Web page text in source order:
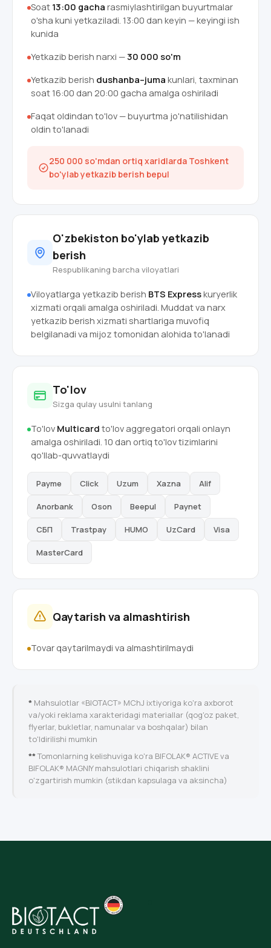
Soat 13:00 gacha rasmiylashtirilgan buyurtmalar
o'sha kuni yetkaziladi. 13:00 dan keyin — keyingi ish
kunida
Yetkazib berish narxi —30 000 so'm
Yetkazib berish dushanba–juma kunlari, taxminan
soat 16:00 dan 20:00 gacha amalga oshiriladi
Faqat oldindan to'lov — buyurtma jo'natilishidan
oldin to'lanadi
250 000 so'mdan ortiq xaridlarda Toshkent
bo'ylab yetkazib berish bepul
O'zbekiston bo'ylab yetkazib
berish
Respublikaning barcha viloyatlari
Viloyatlarga yetkazib berish BTS Expresskuryerlik
xizmati orqali amalga oshiriladi. Muddat va narx
yetkazib berish xizmati shartlariga muvofiq
belgilanadi va mijoz tomonidan alohida to'lanadi
To'lov
Sizga qulay usulni tanlang
To'lov Multicard to'lov aggregatori orqali onlayn
amalga oshiriladi. 10 dan ortiq to'lov tizimlarini
qo'llab-quvvatlaydi
Payme Click Uzum Xazna Alif
Anorbank Oson Beepul Paynet
СБП Trastpay HUMO UzCard Visa
MasterCard
Qaytarish va almashtirish
Tovar qaytarilmaydi va almashtirilmaydi
* Mahsulotlar «BIOTACT» MChJ ixtiyoriga ko'ra axborot
va/yoki reklama xarakteridagi materiallar (qog'oz paket,
flyerlar, bukletlar, namunalar va boshqalar) bilan
to'ldirilishi mumkin
**Tomonlarning kelishuviga ko'ra BIFOLAK® ACTIVE va
BIFOLAK® MAGNIY mahsulotlari chiqarish shaklini
o'zgartirish mumkin (stikdan kapsulaga va aksincha)